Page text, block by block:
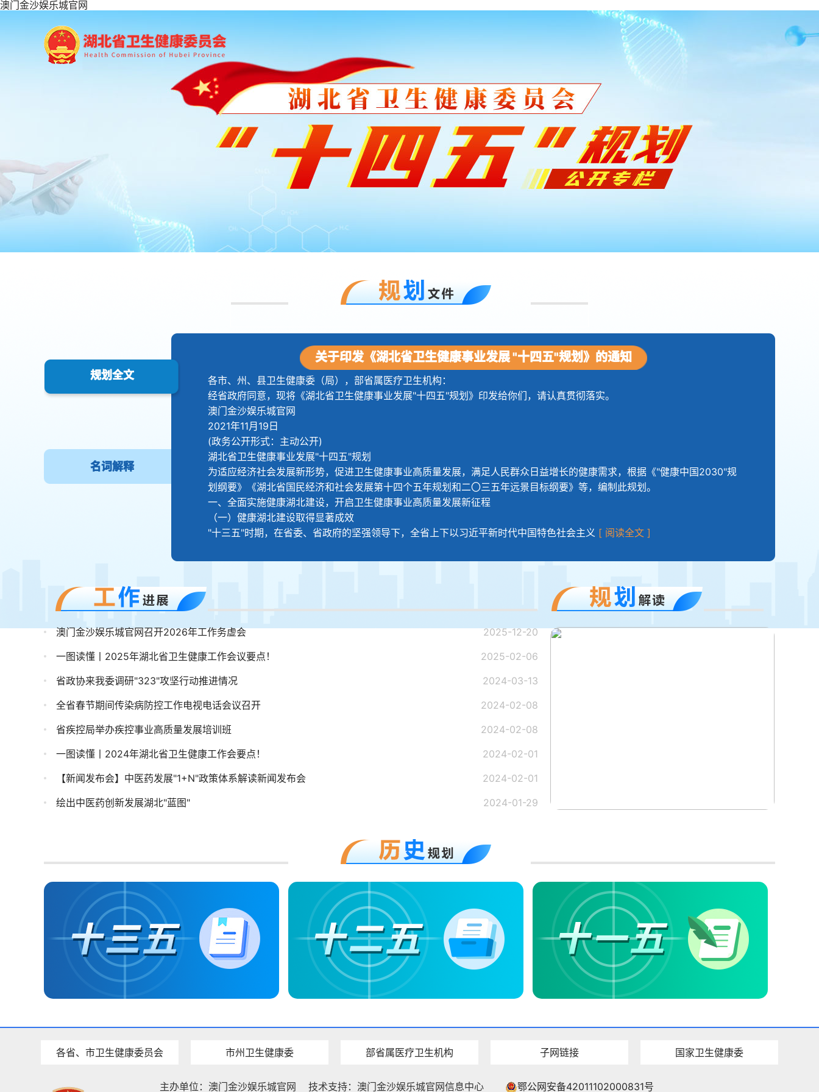
澳门金沙娱乐城官网
规划全文
名词解释
关于印发《湖北省卫生健康事业发展 "十四五"规划》的通知
各市、州、县卫生健康委（局），部省属医疗卫生机构：
经省政府同意，现将《湖北省卫生健康事业发展"十四五"规划》印发给你们，请认真贯彻落实。
澳门金沙娱乐城官网
2021年11月19日
(政务公开形式：主动公开)
湖北省卫生健康事业发展"十四五"规划
为适应经济社会发展新形势，促进卫生健康事业高质量发展，满足人民群众日益增长的健康需求，根据《"健康中国2030"规
划纲要》《湖北省国民经济和社会发展第十四个五年规划和二〇三五年远景目标纲要》等，编制此规划。
一、全面实施健康湖北建设，开启卫生健康事业高质量发展新征程
（一）健康湖北建设取得显著成效
"十三五"时期，在省委、省政府的坚强领导下，全省上下以习近平新时代中国特色社会主义 [ 阅读全文 ]
澳门金沙娱乐城官网召开2026年工作务虚会
2025-12-20
一图读懂丨2025年湖北省卫生健康工作会议要点！
2025-02-06
省政协来我委调研"323"攻坚行动推进情况
2024-03-13
全省春节期间传染病防控工作电视电话会议召开
2024-02-08
省疾控局举办疾控事业高质量发展培训班
2024-02-08
一图读懂丨2024年湖北省卫生健康工作会要点！
2024-02-01
【新闻发布会】中医药发展"1+N"政策体系解读新闻发布会
2024-02-01
绘出中医药创新发展湖北"蓝图"
2024-01-29
各省、市卫生健康委员会 市州卫生健康委 部省属医疗卫生机构 子网链接 国家卫生健康委
主办单位：澳门金沙娱乐城官网 技术支持：澳门金沙娱乐城官网信息中心 鄂公网安备42011102000831号